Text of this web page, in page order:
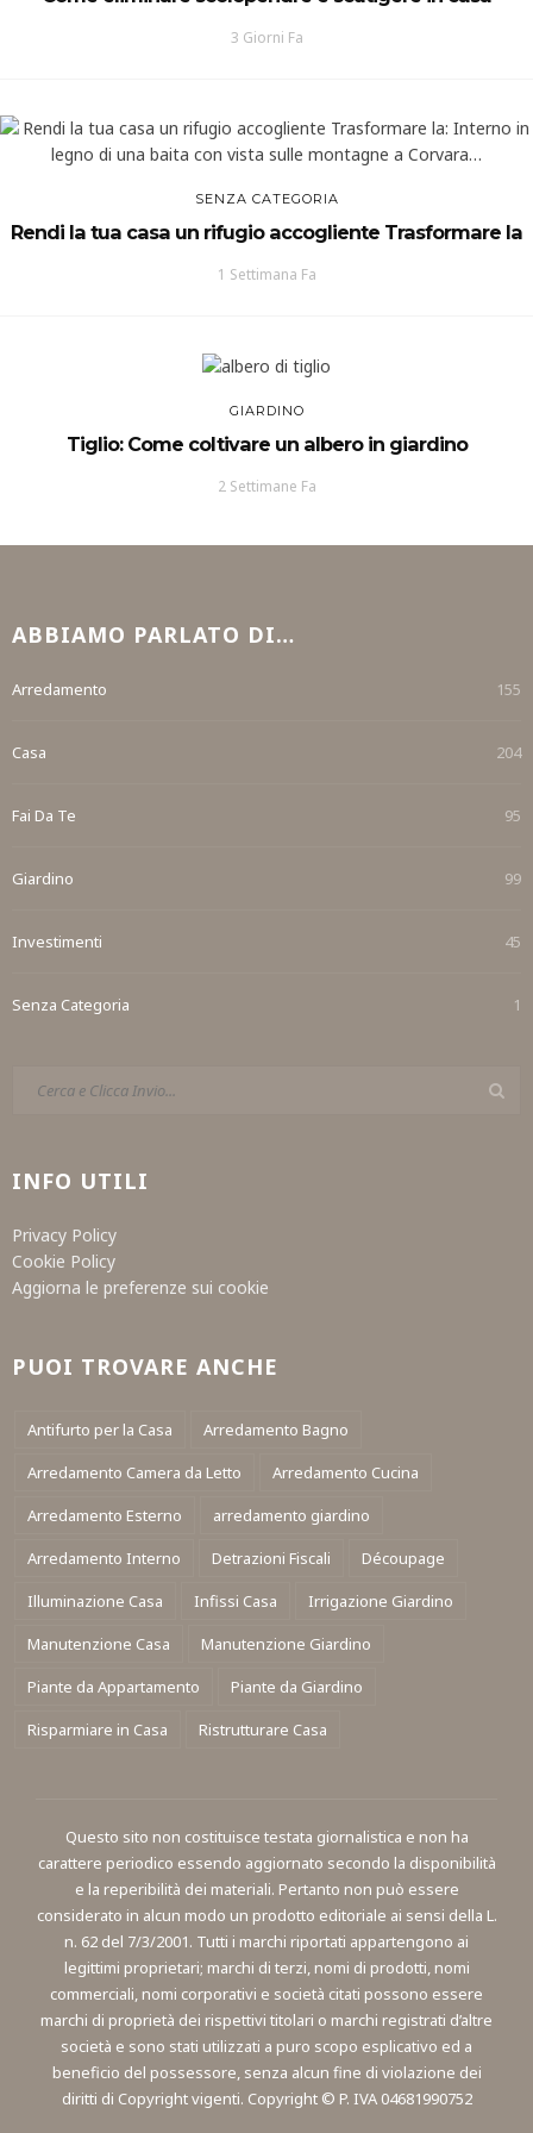
3 Giorni Fa
SENZA CATEGORIA
Rendi la tua casa un rifugio accogliente Trasformare la
1 Settimana Fa
GIARDINO
Tiglio: Come coltivare un albero in giardino
2 Settimane Fa
ABBIAMO PARLATO DI…
Arredamento 155
Casa 204
Fai Da Te 95
Giardino 99
Investimenti 45
Senza Categoria 1
INFO UTILI
Privacy Policy
Cookie Policy
Aggiorna le preferenze sui cookie
PUOI TROVARE ANCHE
Antifurto per la Casa
Arredamento Bagno
Arredamento Camera da Letto
Arredamento Cucina
Arredamento Esterno
arredamento giardino
Arredamento Interno
Detrazioni Fiscali
Découpage
Illuminazione Casa
Infissi Casa
Irrigazione Giardino
Manutenzione Casa
Manutenzione Giardino
Piante da Appartamento
Piante da Giardino
Risparmiare in Casa
Ristrutturare Casa
Questo sito non costituisce testata giornalistica e non ha
carattere periodico essendo aggiornato secondo la disponibilità
e la reperibilità dei materiali. Pertanto non può essere
considerato in alcun modo un prodotto editoriale ai sensi della L.
n. 62 del 7/3/2001. Tutti i marchi riportati appartengono ai
legittimi proprietari; marchi di terzi, nomi di prodotti, nomi
commerciali, nomi corporativi e società citati possono essere
marchi di proprietà dei rispettivi titolari o marchi registrati d’altre
società e sono stati utilizzati a puro scopo esplicativo ed a
beneficio del possessore, senza alcun fine di violazione dei
diritti di Copyright vigenti. Copyright © P. IVA 04681990752